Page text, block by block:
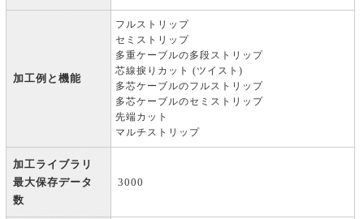
加工例と機能
フルストリップ
セミストリップ
多重ケーブルの多段ストリップ
芯線捩りカット (ツイスト)
多芯ケーブルのフルストリップ
多芯ケーブルのセミストリップ
先端カット
マルチストリップ
加工ライブラリ
最大保存データ
数
3000